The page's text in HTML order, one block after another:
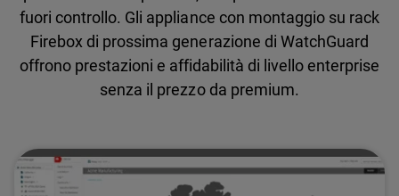
fuori controllo. Gli appliance con montaggio su rack
Firebox di prossima generazione di WatchGuard
offrono prestazioni e affidabilità di livello enterprise
senza il prezzo da premium.